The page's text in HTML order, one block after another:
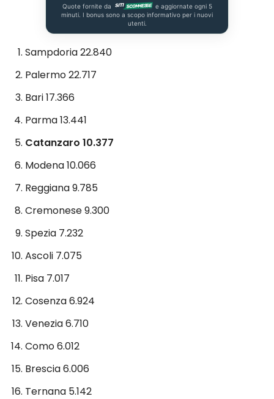
Quote fornite da
e aggiornate ogni 5
minuti. I bonus sono a scopo informativo per i nuovi
utenti.
Sampdoria 22.840
Palermo 22.717
Bari 17.366
Parma 13.441
Catanzaro 10.377
Modena 10.066
Reggiana 9.785
Cremonese 9.300
Spezia 7.232
Ascoli 7.075
Pisa 7.017
Cosenza 6.924
Venezia 6.710
Como 6.012
Brescia 6.006
Ternana 5.142